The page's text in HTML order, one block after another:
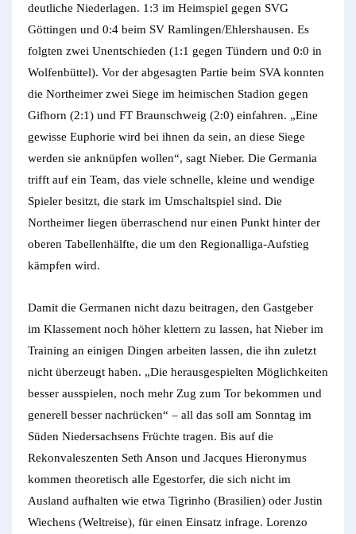
deutliche Niederlagen. 1:3 im Heimspiel gegen SVG
Göttingen und 0:4 beim SV Ramlingen/Ehlershausen. Es
folgten zwei Unentschieden (1:1 gegen Tündern und 0:0 in
Wolfenbüttel). Vor der abgesagten Partie beim SVA konnten
die Northeimer zwei Siege im heimischen Stadion gegen
Gifhorn (2:1) und FT Braunschweig (2:0) einfahren. „Eine
gewisse Euphorie wird bei ihnen da sein, an diese Siege
werden sie anknüpfen wollen“, sagt Nieber. Die Germania
trifft auf ein Team, das viele schnelle, kleine und wendige
Spieler besitzt, die stark im Umschaltspiel sind. Die
Northeimer liegen überraschend nur einen Punkt hinter der
oberen Tabellenhälfte, die um den Regionalliga-Aufstieg
kämpfen wird.
Damit die Germanen nicht dazu beitragen, den Gastgeber
im Klassement noch höher klettern zu lassen, hat Nieber im
Training an einigen Dingen arbeiten lassen, die ihn zuletzt
nicht überzeugt haben. „Die herausgespielten Möglichkeiten
besser ausspielen, noch mehr Zug zum Tor bekommen und
generell besser nachrücken“ – all das soll am Sonntag im
Süden Niedersachsens Früchte tragen. Bis auf die
Rekonvaleszenten Seth Anson und Jacques Hieronymus
kommen theoretisch alle Egestorfer, die sich nicht im
Ausland aufhalten wie etwa Tigrinho (Brasilien) oder Justin
Wiechens (Weltreise), für einen Einsatz infrage. Lorenzo